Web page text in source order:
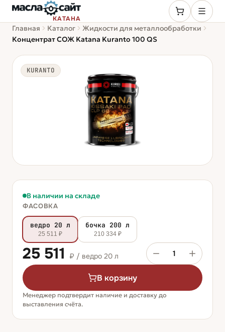
КАТАНА
Главная Каталог
Жидкости для металлообработки
Концентрат СОЖ Katana Kuranto 100 QS
KURANTO
В наличии на складе
ФАСОВКА
ведро 20 л
25 511 ₽
бочка 200 л
210 334 ₽
25 511 ₽ / ведро 20 л 1
В корзину
Менеджер подтвердит наличие и доставку до
выставления счёта.